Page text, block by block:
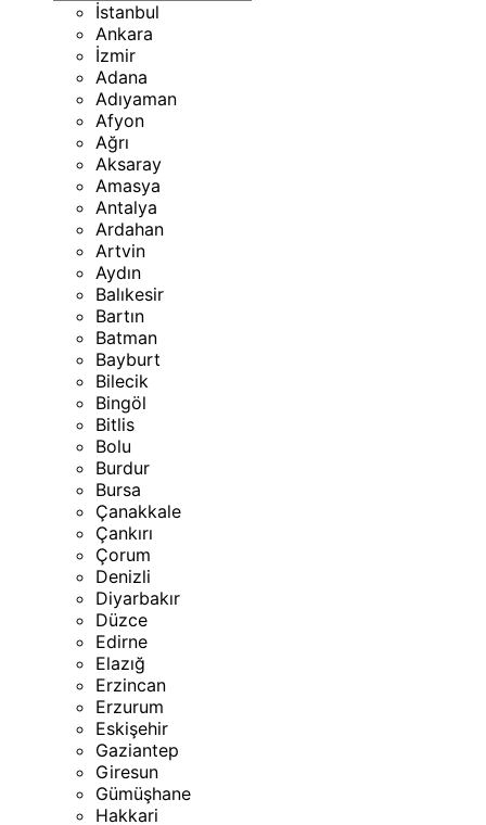
İstanbul
Ankara
İzmir
Adana
Adıyaman
Afyon
Ağrı
Aksaray
Amasya
Antalya
Ardahan
Artvin
Aydın
Balıkesir
Bartın
Batman
Bayburt
Bilecik
Bingöl
Bitlis
Bolu
Burdur
Bursa
Çanakkale
Çankırı
Çorum
Denizli
Diyarbakır
Düzce
Edirne
Elazığ
Erzincan
Erzurum
Eskişehir
Gaziantep
Giresun
Gümüşhane
Hakkari